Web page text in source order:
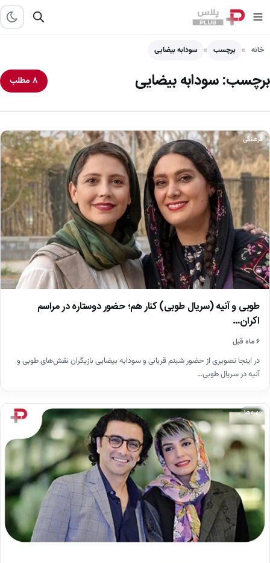
خانه برچسب سودابه بیضایی
برچسب:سودابه بیضایی ۸ مطلب
فرهنگی
طوبی و آنیه (سریال طوبی) کنار هم؛ حضور دوستاره در مراسم
اکران…
۶ ماه قبل
در اینجا تصویری از حضور شبنم قربانی و سودابه بیضایی بازیگران نقش‌های طوبی و
آنیه در سریال طوبی…
چهره‌ها